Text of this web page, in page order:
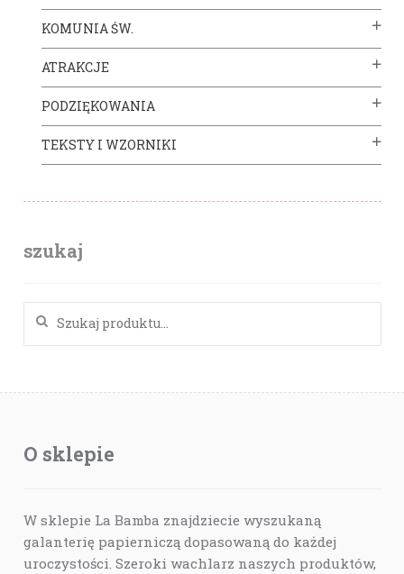
KOMUNIA ŚW.
ATRAKCJE
PODZIĘKOWANIA
TEKSTY I WZORNIKI
szukaj
O sklepie
W sklepie La Bamba znajdziecie wyszukaną
galanterię papierniczą dopasowaną do każdej
uroczystości. Szeroki wachlarz naszych produktów,